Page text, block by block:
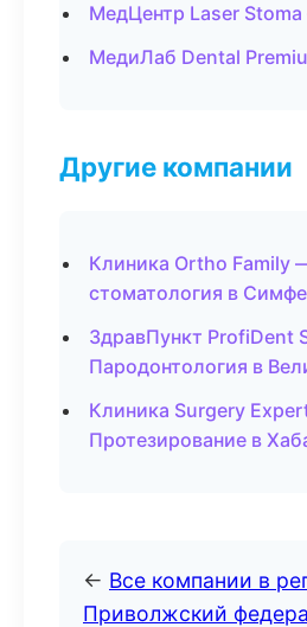
МедЦентр Laser
МедиЛаб Dental
Другие компании
Клиника Ortho Family
стоматология в
ЗдравПункт ProfiDent
Пародонтология в
Клиника Surgery
Протезирование в
← Все компании в
Приволжский